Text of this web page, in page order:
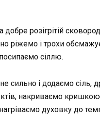
розігрітій
ріжемо і трохи
сіллю.
сильно і додаємо сіль,
накриваємо
духовку до